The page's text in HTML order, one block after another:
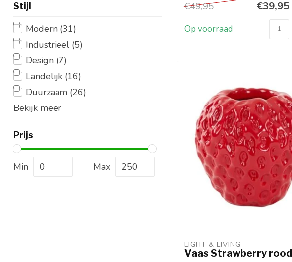
Stijl
Modern (31)
Industrieel (5)
Design (7)
Landelijk (16)
Duurzaam (26)
Bekijk meer
Prijs
Min Max
€49,95 €39,95
Op voorraad
LIGHT & LIVING
Vaas Strawberry rood